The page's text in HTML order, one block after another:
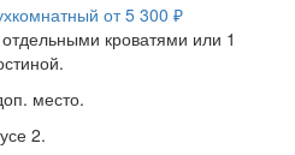
от 5 300 ₽
кроватями или 1
место.
2.